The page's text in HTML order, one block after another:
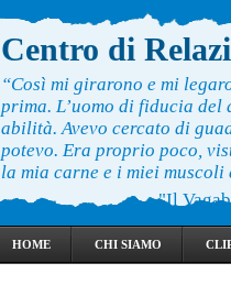
Centro di
“Così mi girarono e mi
prima. L’uomo di fiducia del
abilità. Avevo cercato di
potevo. Era proprio poco,
la mia carne e i miei
"Il
HOME CHI SIAMO